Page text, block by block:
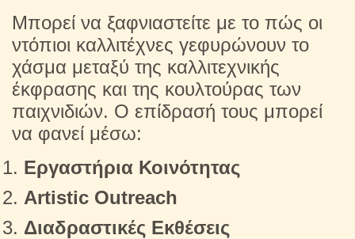
Μπορεί να ξαφνιαστείτε με το πώς οι
ντόπιοι καλλιτέχνες γεφυρώνουν το
χάσμα μεταξύ της καλλιτεχνικής
έκφρασης και της κουλτούρας των
παιχνιδιών. Ο επίδρασή τους μπορεί
να φανεί μέσω:
Εργαστήρια Κοινότητας
Artistic Outreach
Διαδραστικές Εκθέσεις